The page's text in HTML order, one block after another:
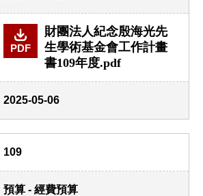
PDF
財團法人紀念殷海光先
生學術基金會工作計畫
書109年度.pdf
2025-05-06
109
預算 - 經費預算